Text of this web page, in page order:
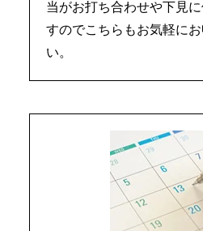
当がお打ち合わせや下見
すのでこちらもお気軽に
い。